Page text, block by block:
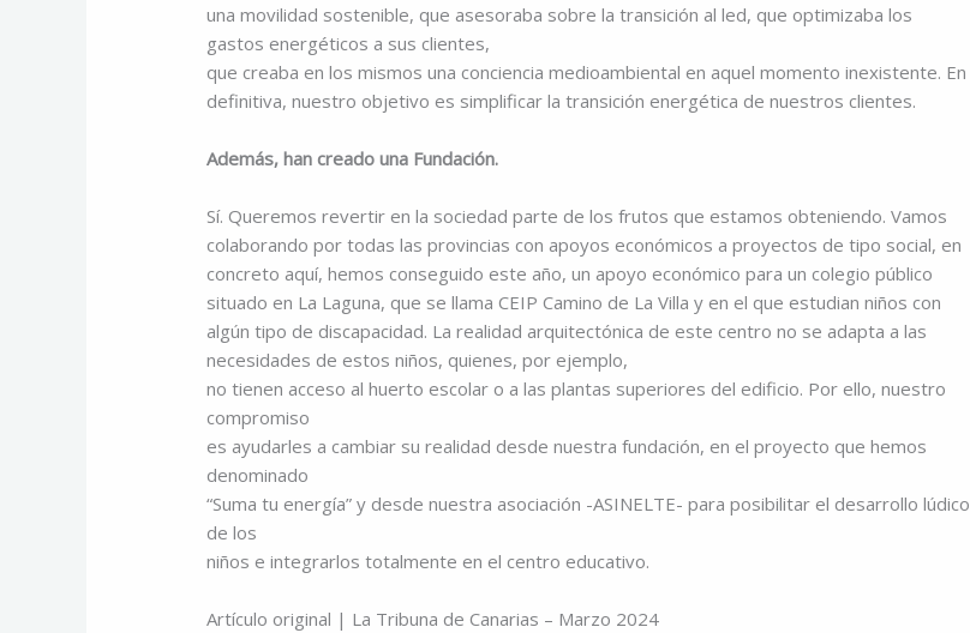
una movilidad sostenible, que asesoraba sobre la transición al led, que optimizaba los
gastos energéticos a sus clientes,
que creaba en los mismos una conciencia medioambiental en aquel momento inexistente. En
definitiva, nuestro objetivo es simplificar la transición energética de nuestros clientes.
Además, han creado una Fundación.
Sí. Queremos revertir en la sociedad parte de los frutos que estamos obteniendo. Vamos
colaborando por todas las provincias con apoyos económicos a proyectos de tipo social, en
concreto aquí, hemos conseguido este año, un apoyo económico para un colegio público
situado en La Laguna, que se llama CEIP Camino de La Villa y en el que estudian niños con
algún tipo de discapacidad. La realidad arquitectónica de este centro no se adapta a las
necesidades de estos niños, quienes, por ejemplo,
no tienen acceso al huerto escolar o a las plantas superiores del edificio. Por ello, nuestro
compromiso
es ayudarles a cambiar su realidad desde nuestra fundación, en el proyecto que hemos
denominado
“Suma tu energía” y desde nuestra asociación -ASINELTE- para posibilitar el desarrollo lúdico
de los
niños e integrarlos totalmente en el centro educativo.
Artículo original | La Tribuna de Canarias – Marzo 2024